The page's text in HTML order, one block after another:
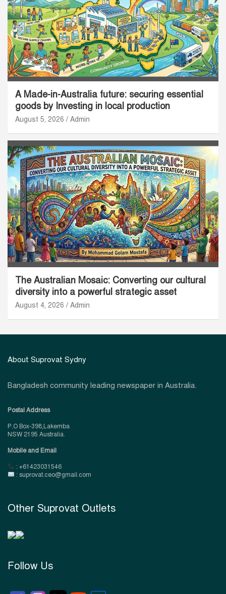
A Made-in-Australia future: securing essential
goods by Investing in local production
August 5, 2026 Admin
The Australian Mosaic: Converting our cultural
diversity into a powerful strategic asset
August 4, 2026 Admin
About Suprovat Sydny
Bangladesh community leading newspaper in Australia.
Postal Address
P.O Box-398,Lakemba
NSW 2195 Australia.
Mobile and Email
: +61423031546
: suprovat.ceo@gmail.com
Other Suprovat Outlets
Follow Us